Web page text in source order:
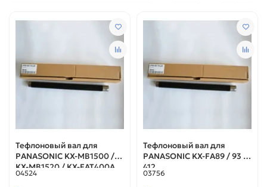
Тефлоновый вал для
PANASONIC KX-MB1500 /
KX-MB1520 / KX-FAT400A
04524
Тефлоновый вал для
PANASONIC KX-FA89 / 93 /
412
03756